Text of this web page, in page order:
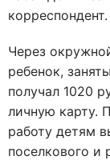
корреспондент.
Через
ребенок,
получал 1020
личную карту.
работу детям
поселкового и